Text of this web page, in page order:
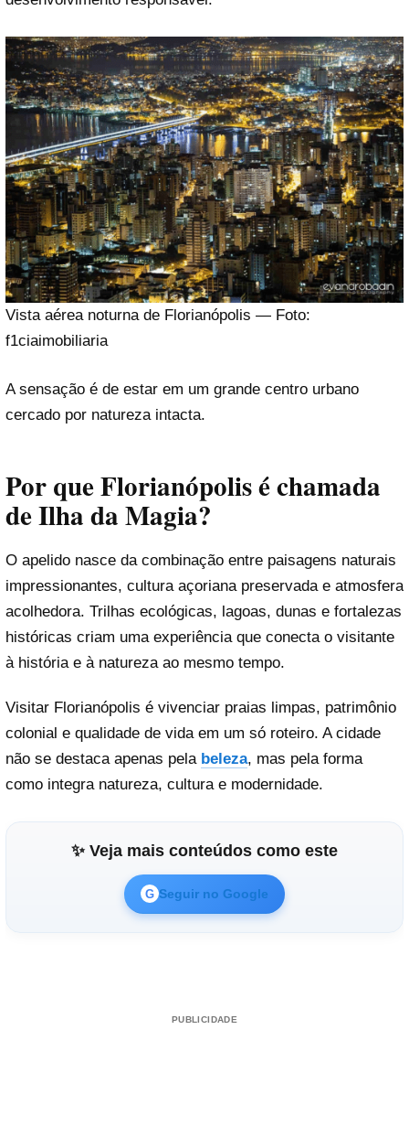
Vista aérea noturna de Florianópolis — Foto:
f1ciaimobiliaria
A sensação é de estar em um grande centro urbano
cercado por natureza intacta.
Por que Florianópolis é chamada
de Ilha da Magia?
O apelido nasce da combinação entre paisagens naturais
impressionantes, cultura açoriana preservada e atmosfera
acolhedora. Trilhas ecológicas, lagoas, dunas e fortalezas
históricas criam uma experiência que conecta o visitante
à história e à natureza ao mesmo tempo.
Visitar Florianópolis é vivenciar praias limpas, patrimônio
colonial e qualidade de vida em um só roteiro. A cidade
não se destaca apenas pela beleza, mas pela forma
como integra natureza, cultura e modernidade.
✨ Veja mais conteúdos como este
G Seguir no Google
PUBLICIDADE